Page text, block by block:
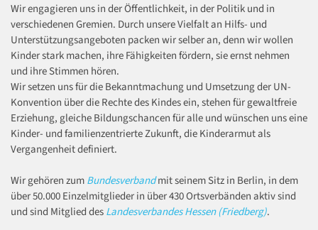
Wir engagieren uns in der Öffentlichkeit, in der Politik und in
verschiedenen Gremien. Durch unsere Vielfalt an Hilfs- und
Unterstützungsangeboten packen wir selber an, denn wir wollen
Kinder stark machen, ihre Fähigkeiten fördern, sie ernst nehmen
und ihre Stimmen hören.
Wir setzen uns für die Bekanntmachung und Umsetzung der UN-
Konvention über die Rechte des Kindes ein, stehen für gewaltfreie
Erziehung, gleiche Bildungschancen für alle und wünschen uns eine
Kinder- und familienzentrierte Zukunft, die Kinderarmut als
Vergangenheit definiert.
Wir gehören zumBundesverbandmit seinem Sitz in Berlin, in dem
über 50.000 Einzelmitglieder in über 430 Ortsverbänden aktiv sind
und sind Mitglied desLandesverbandes Hessen (Friedberg).